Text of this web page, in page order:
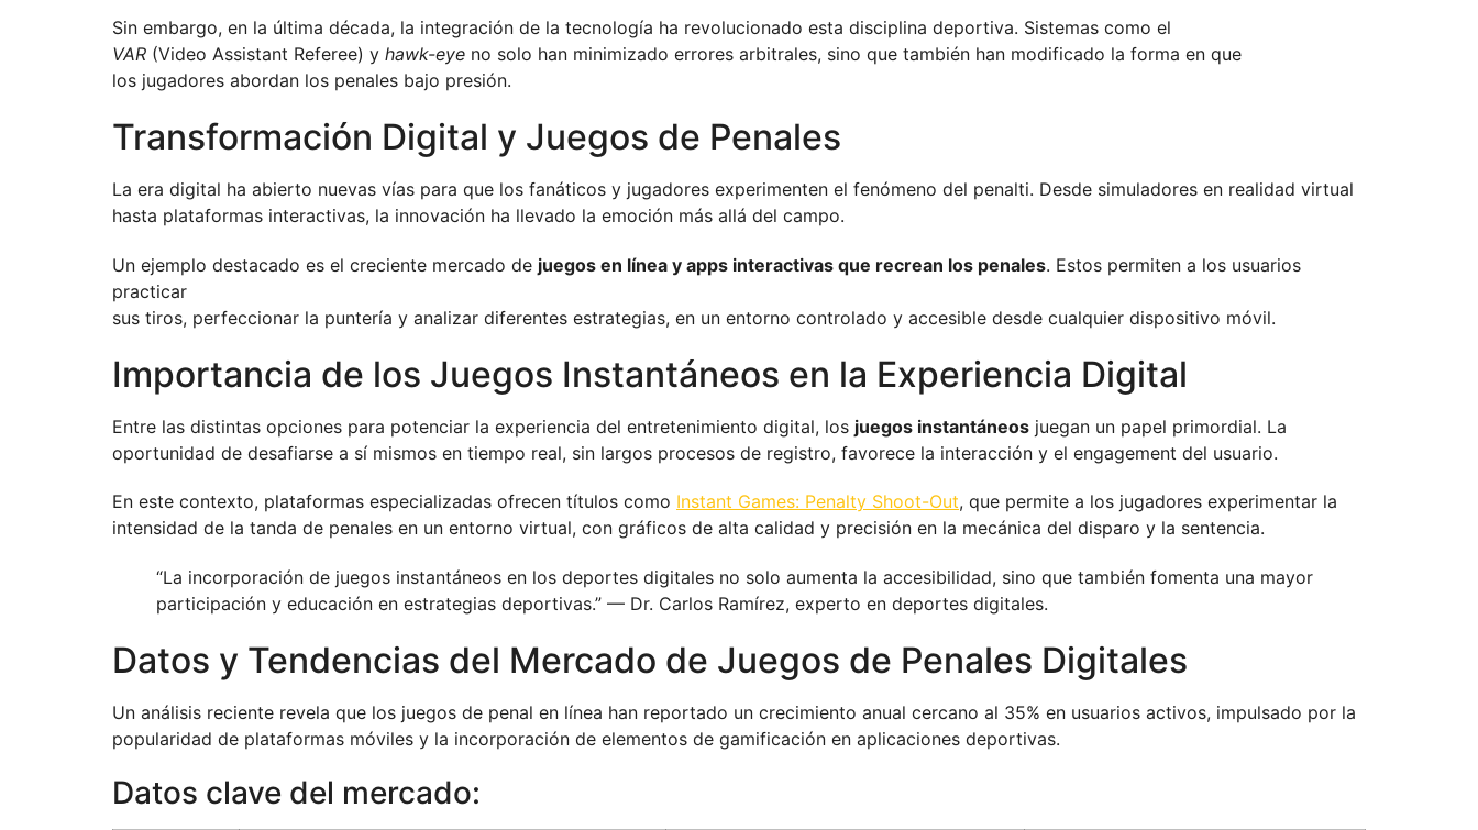
Sin embargo, en la última década, la integración de la tecnología ha revolucionado esta disciplina deportiva. Sistemas como el
VAR (Video Assistant Referee) y hawk-eye no solo han minimizado errores arbitrales, sino que también han modificado la forma en que
los jugadores abordan los penales bajo presión.
Transformación Digital y Juegos de Penales
La era digital ha abierto nuevas vías para que los fanáticos y jugadores experimenten el fenómeno del penalti. Desde simuladores en realidad virtual
hasta plataformas interactivas, la innovación ha llevado la emoción más allá del campo.
Un ejemplo destacado es el creciente mercado de juegos en línea y apps interactivas que recrean los penales. Estos permiten a los usuarios
practicar
sus tiros, perfeccionar la puntería y analizar diferentes estrategias, en un entorno controlado y accesible desde cualquier dispositivo móvil.
Importancia de los Juegos Instantáneos en la Experiencia Digital
Entre las distintas opciones para potenciar la experiencia del entretenimiento digital, los juegos instantáneos juegan un papel primordial. La
oportunidad de desafiarse a sí mismos en tiempo real, sin largos procesos de registro, favorece la interacción y el engagement del usuario.
En este contexto, plataformas especializadas ofrecen títulos como Instant Games: Penalty Shoot-Out, que permite a los jugadores experimentar la
intensidad de la tanda de penales en un entorno virtual, con gráficos de alta calidad y precisión en la mecánica del disparo y la sentencia.
“La incorporación de juegos instantáneos en los deportes digitales no solo aumenta la accesibilidad, sino que también fomenta una mayor
participación y educación en estrategias deportivas.” — Dr. Carlos Ramírez, experto en deportes digitales.
Datos y Tendencias del Mercado de Juegos de Penales Digitales
Un análisis reciente revela que los juegos de penal en línea han reportado un crecimiento anual cercano al 35% en usuarios activos, impulsado por la
popularidad de plataformas móviles y la incorporación de elementos de gamificación en aplicaciones deportivas.
Datos clave del mercado: